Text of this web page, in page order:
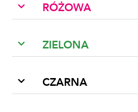
RÓŻOWA
ZIELONA
CZARNA